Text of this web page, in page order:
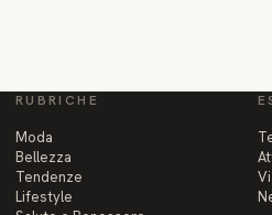
RUBRICHE
Moda
Bellezza
Tendenze
Lifestyle